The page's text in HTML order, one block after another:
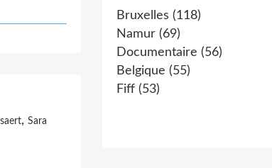
, Sara
Bruxelles (118)
Namur (69)
Documentaire (56)
Belgique (55)
Fiff (53)